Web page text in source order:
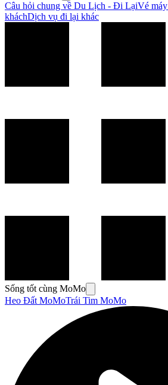
Câu hỏi chung về Du Lịch - Đi LạiVé
kháchDịch vụ đi lại khác
Sống tốt cùng MoMo
Heo Đất MoMoTrái Tim MoMo